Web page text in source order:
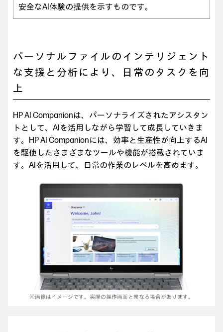
安全なAI体験の提供を示すものです。
パーソナルファイルのインテリジェント
な支援と分析により、日常のタスクを向
上
HP AI Companionは、パーソナライズされたアシスタン
トとして、AIを活用しながら学習して成長していきま
す。HP AI Companionには、効率と生産性が向上するAI
を駆使したさまざまなツールや機能が搭載されていま
す。AIを活用して、日常の作業のレベルを高めます。
※画像はイメージです。実際の操作画面と異なる場合があります。